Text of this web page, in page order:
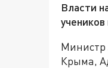
Власти
Министр
Крыма,